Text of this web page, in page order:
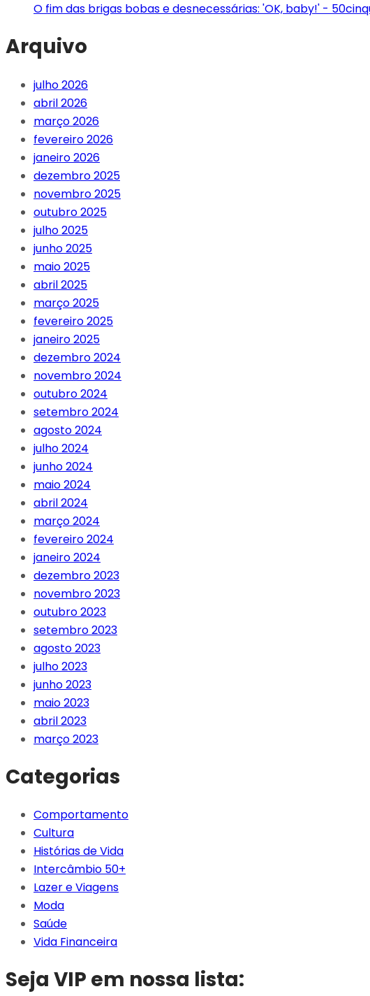
O fim das brigas bobas e desnecessárias: 'OK, baby!' -
Arquivo
julho 2026
abril 2026
março 2026
fevereiro 2026
janeiro 2026
dezembro 2025
novembro 2025
outubro 2025
julho 2025
junho 2025
maio 2025
abril 2025
março 2025
fevereiro 2025
janeiro 2025
dezembro 2024
novembro 2024
outubro 2024
setembro 2024
agosto 2024
julho 2024
junho 2024
maio 2024
abril 2024
março 2024
fevereiro 2024
janeiro 2024
dezembro 2023
novembro 2023
outubro 2023
setembro 2023
agosto 2023
julho 2023
junho 2023
maio 2023
abril 2023
março 2023
Categorias
Comportamento
Cultura
Histórias de Vida
Intercâmbio 50+
Lazer e Viagens
Moda
Saúde
Vida Financeira
Seja VIP em nossa lista: